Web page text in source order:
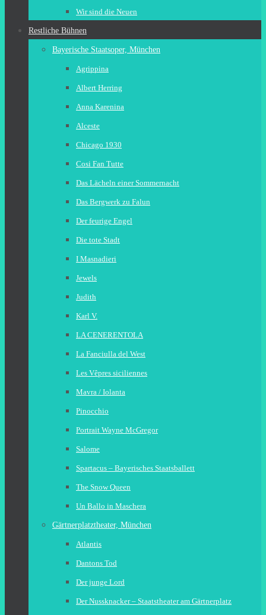
Wir sind die Neuen
Restliche Bühnen
Bayerische Staatsoper, München
Agrippina
Albert Herring
Anna Karenina
Alceste
Chicago 1930
Cosi Fan Tutte
Das Lächeln einer Sommernacht
Das Bergwerk zu Falun
Der feurige Engel
Die tote Stadt
I Masnadieri
Jewels
Judith
Karl V.
LA CENERENTOLA
La Fanciulla del West
Les Vêpres siciliennes
Mavra / Iolanta
Pinocchio
Portrait Wayne McGregor
Salome
Spartacus – Bayerisches Staatsballett
The Snow Queen
Un Ballo in Maschera
Gärtnerplatztheater, München
Atlantis
Dantons Tod
Der junge Lord
Der Nussknacker – Staatstheater am Gärtnerplatz